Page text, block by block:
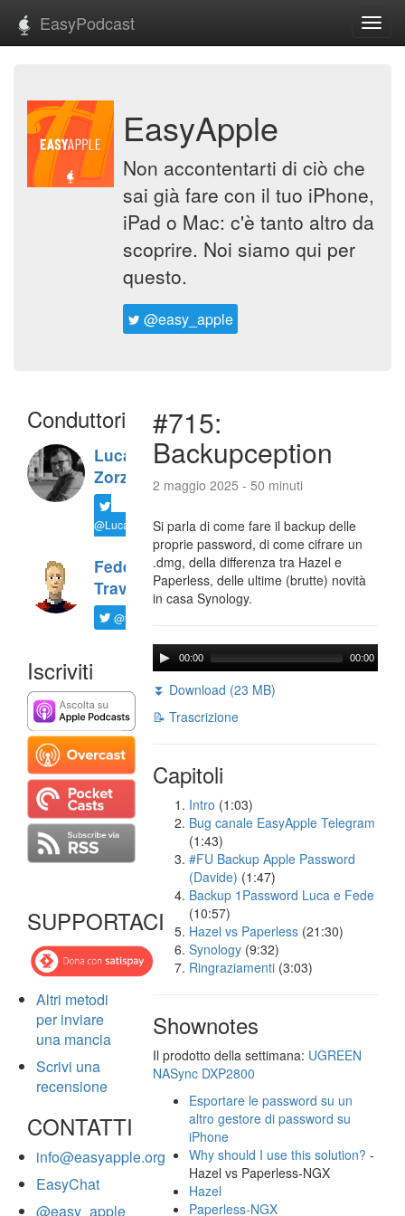
EasyPodcast
EasyApple
Non accontentarti di ciò che
sai già fare con il tuo iPhone,
iPad o Mac: c'è tanto altro da
scoprire. Noi siamo qui per
questo.
@easy_apple
Conduttori
Luca
Zorzi
@LucaTNT
Federico
Travaini
@ftrava
Iscriviti
SUPPORTACI
Altri metodi
per inviare
una mancia
Scrivi una
recensione
CONTATTI
info@easyapple.org
EasyChat
@easy_apple
#715:
Backupception
2 maggio 2025 - 50 minuti
Si parla di come fare il backup delle
proprie password, di come cifrare un
.dmg, della differenza tra Hazel e
Paperless, delle ultime (brutte) novità
in casa Synology.
00:00 00:00
⏬ Download (23 MB)
📝 Trascrizione
Capitoli
Intro (1:03)
Bug canale EasyApple Telegram
(1:43)
#FU Backup Apple Password
(Davide) (1:47)
Backup 1Password Luca e Fede
(10:57)
Hazel vs Paperless (21:30)
Synology (9:32)
Ringraziamenti (3:03)
Shownotes
Il prodotto della settimana: UGREEN
NASync DXP2800
Esportare le password su un
altro gestore di password su
iPhone
Why should I use this solution? -
Hazel vs Paperless-NGX
Hazel
Paperless-NGX